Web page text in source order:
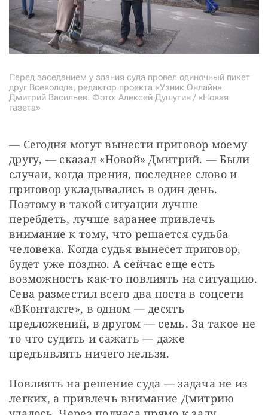
Перед заседанием у здания суда провел одиночный пикет
друг Всеволода, редактор проекта «Узник Онлайн»
Дмитрий Васильев. Фото: Алексей Душутин / «Новая
газета»
— Сегодня могут вынести приговор моему
другу, — сказал «Новой» Дмитрий. — Были
случаи, когда прения, последнее слово и
приговор укладывались в один день.
Поэтому в такой ситуации лучше
перебдеть, лучше заранее привлечь
внимание к тому, что решается судьба
человека. Когда судья вынесет приговор,
будет уже поздно. А сейчас еще есть
возможность как-то повлиять на ситуацию.
Сева разместил всего два поста в соцсети
«ВКонтакте», в одном — десять
предложений, в другом — семь. За такое не
то что судить и сажать — даже
предъявлять ничего нельзя.
Повлиять на решение суда — задача не из
легких, а привлечь внимание Дмитрию